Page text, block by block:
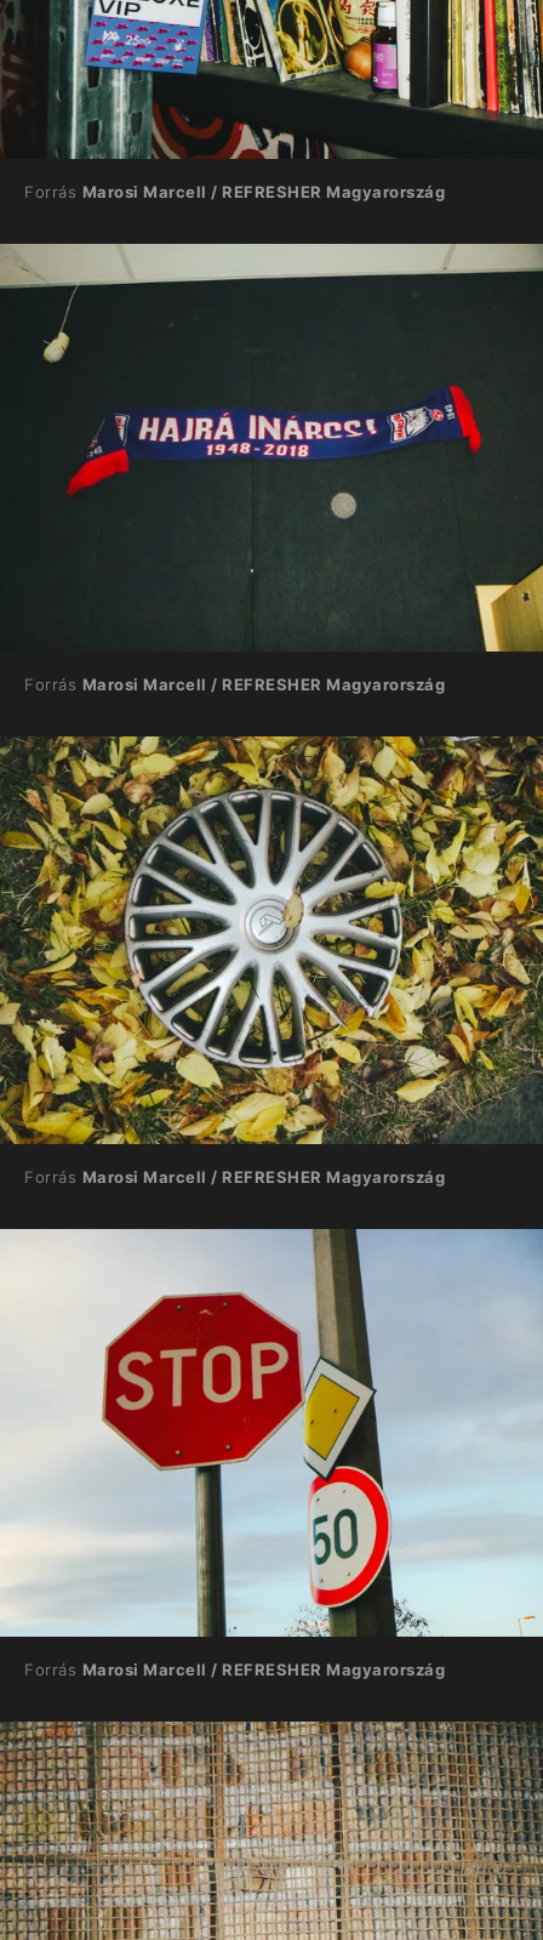
Forrás Marosi Marcell / REFRESHER Magyarország
Forrás Marosi Marcell / REFRESHER Magyarország
Forrás Marosi Marcell / REFRESHER Magyarország
Forrás Marosi Marcell / REFRESHER Magyarország